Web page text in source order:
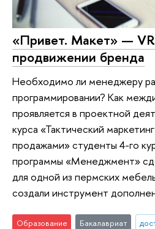
«Привет. Макет» —
продвижении бренда
Необходимо ли менеджеру
программировании? Как
проявляется в проектной
курса «Тактический
продажами» студенты 4-го
программы «Менеджмент»
для одной из пермских
создали инструмент
Образование Бакалавриат